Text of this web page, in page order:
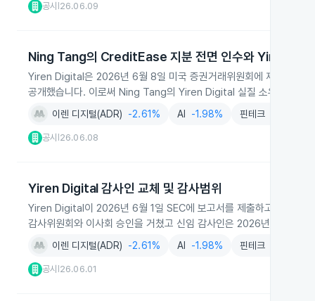
공시 26.06.09
Ning Tang의 CreditEase 지분 전면 인수와 Yiren 지분
Yiren Digital은 2026년 6월 8일 미국 증권거래위원회에 제출한
공개했습니다. 이로써 Ning Tang의 Yiren Digital 실질 소유 지분율
이렌 디지털(ADR) -2.61% AI -1.98% 핀테크
공시 26.06.08
Yiren Digital 감사인 교체 및 감사범위
Yiren Digital이 2026년 6월 1일 SEC에 보고서를 제출하고 외부
감사위원회와 이사회 승인을 거쳤고 신임 감사인은 2026년 12월 31
이렌 디지털(ADR) -2.61% AI -1.98% 핀테크
공시 26.06.01